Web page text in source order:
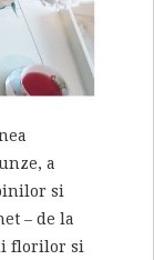
a
si
– de la
florilor si